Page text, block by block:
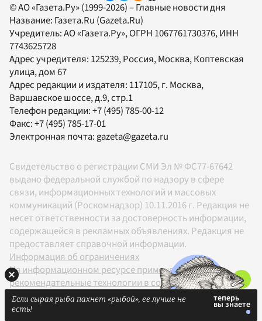
© АО «Газета.Ру» (1999-2026) – Главные новости дня
Название: Газета.Ru (Gazeta.Ru)
Учредитель:АО «Газета.Ру», ОГРН 1067761730376, ИНН
7743625728
Адрес учредителя: 125239, Россия, Москва, Коптевская
улица, дом 67
Адрес редакции и издателя: 117105, г. Москва,
Варшавское шоссе, д.9, стр.1
Телефон редакции:+7 (495) 785-00-12
Факс:+7 (495) 785-17-01
Электронная почта:gazeta@gazeta.ru
Свидетельство о регистрации СМИ Эл № ФС77-67642
выдано федеральной службой по надзору в сфере
связи, информационных технологий и массовых
коммуникаций (Роскомнадзор) 10.11.2016 г. Редакция не
несет ответственности за достоверность информации,
содержащейся в рекламных объявлениях. Редакция не
предоставляет справочной информации.
Информация об ограничениях
На информационном ресурсе применяются
рекомендательные технологии в соответствии с
Правилами
Если сырая рыба пахнет «рыбой», ее лучше не
есть!